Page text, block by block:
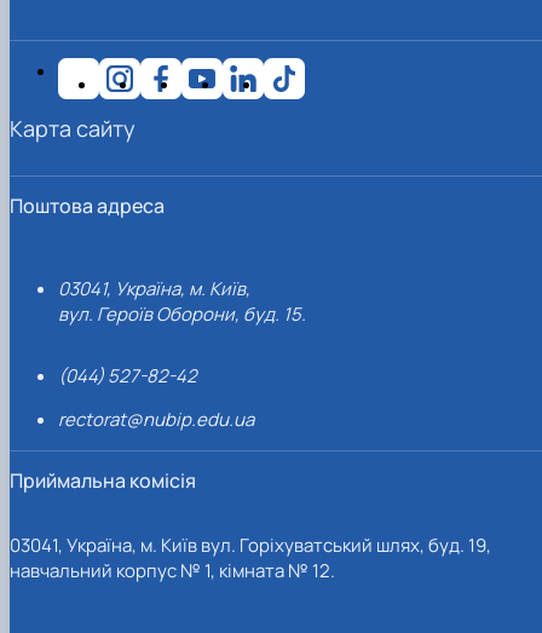
Поштова адреса
03041, Україна, м. Київ,
вул. Героїв Оборони, буд. 15.
(044) 527-82-42
rectorat@nubip.edu.ua
Приймальна комісія
03041, Україна, м. Київ вул. Горіхуватський шлях, буд. 19,
навчальний корпус № 1, кімната № 12.
Карта сайту